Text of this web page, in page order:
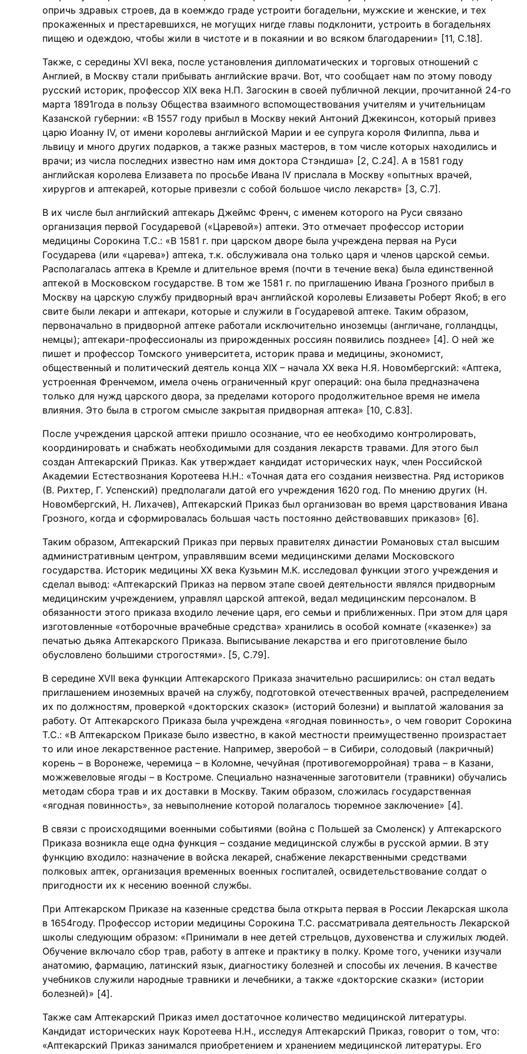
опричь здравых строев, да в коемждо граде устроити богадельни, мужские и женские, и тех
прокаженных и престаревшихся, не могущих нигде главы подклонити, устроить в богадельнях
пищею и одеждою, чтобы жили в чистоте и в покаянии и во всяком благодарении» [11, С.18].
Также, с середины XVI века, после установления дипломатических и торговых отношений с
Англией, в Москву стали прибывать английские врачи. Вот, что сообщает нам по этому поводу
русский историк, профессор XIX века Н.П. Загоскин в своей публичной лекции, прочитанной 24-го
марта 1891года в пользу Общества взаимного вспомоществования учителям и учительницам
Казанской губернии: «В 1557 году прибыл в Москву некий Антоний Джекинсон, который привез
царю Иоанну IV, от имени королевы английской Марии и ее супруга короля Филиппа, льва и
львицу и много других подарков, а также разных мастеров, в том числе которых находились и
врачи; из числа последних известно нам имя доктора Стэндиша» [2, С.24]. А в 1581 году
английская королева Елизавета по просьбе Ивана IV прислала в Москву «опытных врачей,
хирургов и аптекарей, которые привезли с собой большое число лекарств» [3, С.7].
В их числе был английский аптекарь Джеймс Френч, с именем которого на Руси связано
организация первой Государевой («Царевой») аптеки. Это отмечает профессор истории
медицины Сорокина Т.С.: «В 1581 г. при царском дворе была учреждена первая на Руси
Государева (или «царева») аптека, т.к. обслуживала она только царя и членов царской семьи.
Располагалась аптека в Кремле и длительное время (почти в течение века) была единственной
аптекой в Московском государстве. В том же 1581 г. по приглашению Ивана Грозного прибыл в
Москву на царскую службу придворный врач английской королевы Елизаветы Роберт Якоб; в его
свите были лекари и аптекари, которые и служили в Государевой аптеке. Таким образом,
первоначально в придворной аптеке работали исключительно иноземцы (англичане, голландцы,
немцы); аптекари-профессионалы из прирожденных россиян появились позднее» [4]. О ней же
пишет и профессор Томского университета, историк права и медицины, экономист,
общественный и политический деятель конца XIX – начала XX века Н.Я. Новомбергский: «Аптека,
устроенная Френчемом, имела очень ограниченный круг операций: она была предназначена
только для нужд царского двора, за пределами которого продолжительное время не имела
влияния. Это была в строгом смысле закрытая придворная аптека» [10, С.83].
После учреждения царской аптеки пришло осознание, что ее необходимо контролировать,
координировать и снабжать необходимыми для создания лекарств травами. Для этого был
создан Аптекарский Приказ. Как утверждает кандидат исторических наук, член Российской
Академии Естествознания Коротеева Н.Н.: «Точная дата его создания неизвестна. Ряд историков
(В. Рихтер, Г. Успенский) предполагали датой его учреждения 1620 год. По мнению других (Н.
Новомбергский, Н. Лихачев), Аптекарский Приказ был организован во время царствования Ивана
Грозного, когда и сформировалась большая часть постоянно действовавших приказов» [6].
Таким образом, Аптекарский Приказ при первых правителях династии Романовых стал высшим
административным центром, управлявшим всеми медицинскими делами Московского
государства. Историк медицины XX века Кузьмин М.К. исследовал функции этого учреждения и
сделал вывод: «Аптекарский Приказ на первом этапе своей деятельности являлся придворным
медицинским учреждением, управлял царской аптекой, ведал медицинским персоналом. В
обязанности этого приказа входило лечение царя, его семьи и приближенных. При этом для царя
изготовленные «отборочные врачебные средства» хранились в особой комнате («казенке») за
печатью дьяка Аптекарского Приказа. Выписывание лекарства и его приготовление было
обусловлено большими строгостями». [5, С.79].
В середине XVII века функции Аптекарского Приказа значительно расширились: он стал ведать
приглашением иноземных врачей на службу, подготовкой отечественных врачей, распределением
их по должностям, проверкой «докторских сказок» (историй болезни) и выплатой жалования за
работу. От Аптекарского Приказа была учреждена «ягодная повинность», о чем говорит Сорокина
Т.С.: «В Аптекарском Приказе было известно, в какой местности преимущественно произрастает
то или иное лекарственное растение. Например, зверобой – в Сибири, солодовый (лакричный)
корень – в Воронеже, черемица – в Коломне, чечуйная (противогеморройная) трава – в Казани,
можжевеловые ягоды – в Костроме. Специально назначенные заготовители (травники) обучались
методам сбора трав и их доставки в Москву. Таким образом, сложилась государственная
«ягодная повинность», за невыполнение которой полагалось тюремное заключение» [4].
В связи с происходящими военными событиями (война с Польшей за Смоленск) у Аптекарского
Приказа возникла еще одна функция – создание медицинской службы в русской армии. В эту
функцию входило: назначение в войска лекарей, снабжение лекарственными средствами
полковых аптек, организация временных военных госпиталей, освидетельствование солдат о
пригодности их к несению военной службы.
При Аптекарском Приказе на казенные средства была открыта первая в России Лекарская школа
в 1654году. Профессор истории медицины Сорокина Т.С. рассматривала деятельность Лекарской
школы следующим образом: «Принимали в нее детей стрельцов, духовенства и служилых людей.
Обучение включало сбор трав, работу в аптеке и практику в полку. Кроме того, ученики изучали
анатомию, фармацию, латинский язык, диагностику болезней и способы их лечения. В качестве
учебников служили народные травники и лечебники, а также «докторские сказки» (истории
болезней)» [4].
Также сам Аптекарский Приказ имел достаточное количество медицинской литературы.
Кандидат исторических наук Коротеева Н.Н., исследуя Аптекарский Приказ, говорит о том, что:
«Аптекарский Приказ занимался приобретением и хранением медицинской литературы. Его